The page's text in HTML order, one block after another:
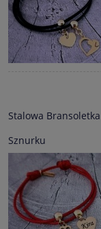
Stalowa
Sznurku